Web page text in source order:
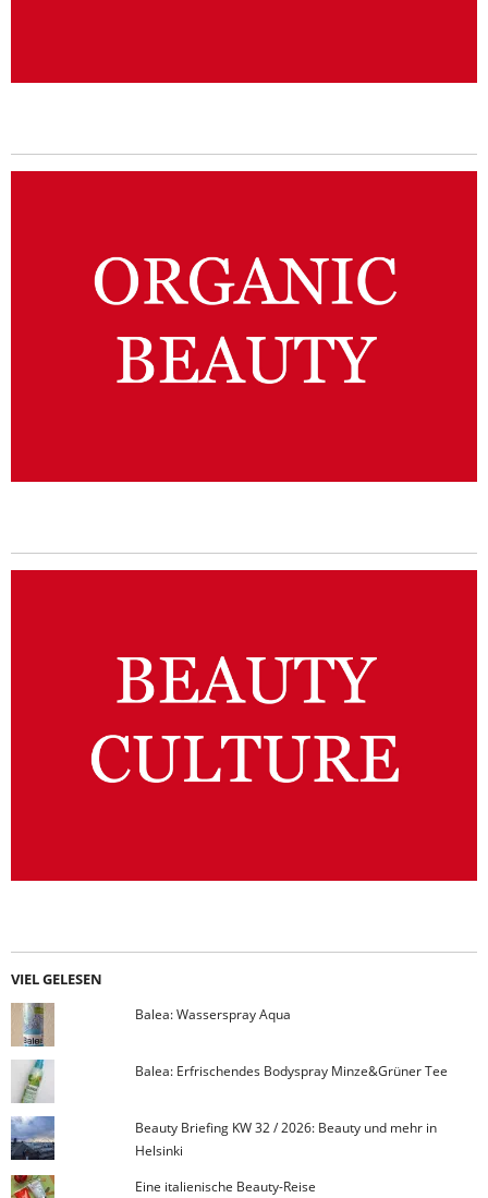
VIEL GELESEN
Balea: Wasserspray Aqua
Balea: Erfrischendes Bodyspray Minze&Grüner Tee
Beauty Briefing KW 32 / 2026: Beauty und mehr in
Helsinki
Eine italienische Beauty-Reise